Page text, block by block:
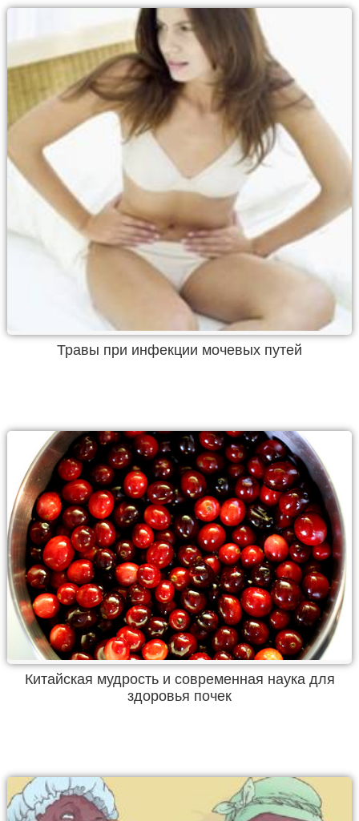
Травы при инфекции мочевых путей
Китайская мудрость и современная наука для
здоровья почек